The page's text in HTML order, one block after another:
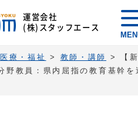
運営会社
(株)スタッフエース
療・福祉 > 教師・講師 >
【
野教員：県内屈指の教育基幹を